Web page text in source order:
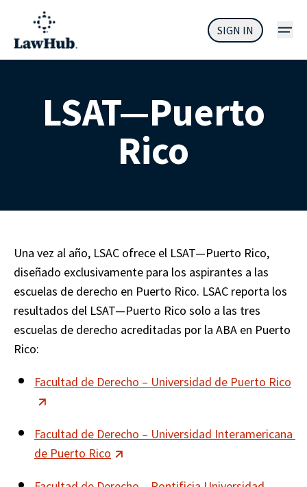
SIGN IN
LSAT—Puerto
Rico
Una vez al año, LSAC ofrece el LSAT—Puerto Rico,
diseñado exclusivamente para los aspirantes a las
escuelas de derecho en Puerto Rico. LSAC reporta los
resultados del LSAT—Puerto Rico solo a las tres
escuelas de derecho acreditadas por la ABA en Puerto
Rico:
Facultad de Derecho – Universidad de Puerto Rico
Facultad de Derecho – Universidad Interamericana
de Puerto Rico